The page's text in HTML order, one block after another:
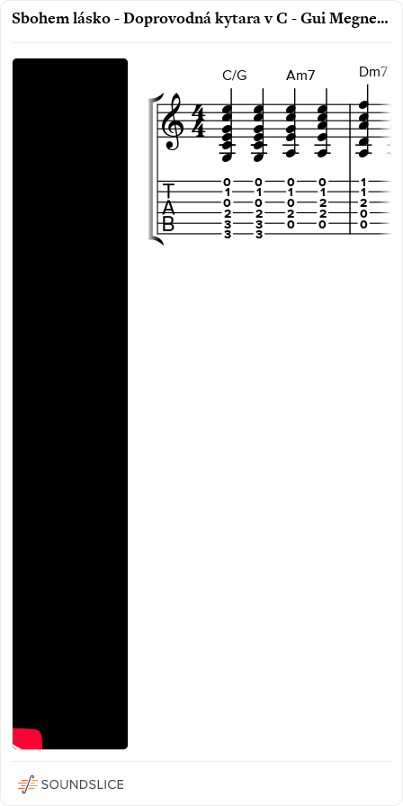
Sbohem lásko - Doprovodná kytara v C - Gui Megneta, Hugues Aufray, Waldemar Matuška, Ivo Fisher (CZ 1966)